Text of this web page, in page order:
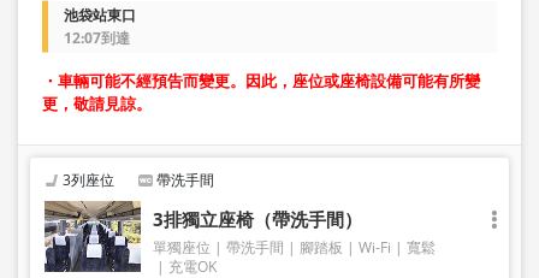
池袋站東口
12:07到達
・車輛可能不經預告而變更。因此，座位或座椅設備可能有所變
更，敬請見諒。
3列座位 帶洗手間
3排獨立座椅（帶洗手間）
單獨座位 帶洗手間 腳踏板 Wi-Fi
寬鬆
充電OK